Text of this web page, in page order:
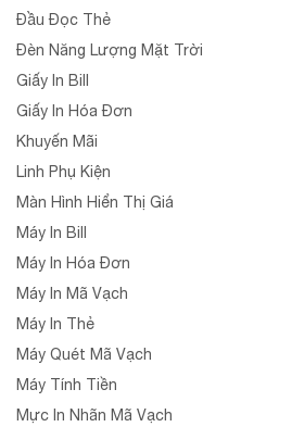
Đầu Đọc Thẻ
Đèn Năng Lượng Mặt Trời
Giấy In Bill
Giấy In Hóa Đơn
Khuyến Mãi
Linh Phụ Kiện
Màn Hình Hiển Thị Giá
Máy In Bill
Máy In Hóa Đơn
Máy In Mã Vạch
Máy In Thẻ
Máy Quét Mã Vạch
Máy Tính Tiền
Mực In Nhãn Mã Vạch